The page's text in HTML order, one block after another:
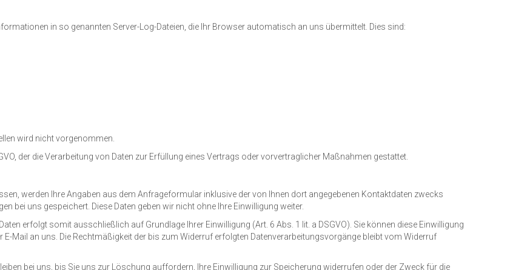
in so genannten Server-Log-Dateien, die Ihr Browser automatisch an uns übermittelt. Dies sind:
wird nicht vorgenommen.
der die Verarbeitung von Daten zur Erfüllung eines Vertrags oder vorvertraglicher Maßnahmen gestattet.
werden Ihre Angaben aus dem Anfrageformular inklusive der von Ihnen dort angegebenen Kontaktdaten zwecks
bei uns gespeichert. Diese Daten geben wir nicht ohne Ihre Einwilligung weiter.
erfolgt somit ausschließlich auf Grundlage Ihrer Einwilligung (Art. 6 Abs. 1 lit. a DSGVO). Sie können diese Einwilligung
Mail an uns. Die Rechtmäßigkeit der bis zum Widerruf erfolgten Datenverarbeitungsvorgänge bleibt vom Widerruf
bei uns, bis Sie uns zur Löschung auffordern, Ihre Einwilligung zur Speicherung widerrufen oder der Zweck für die